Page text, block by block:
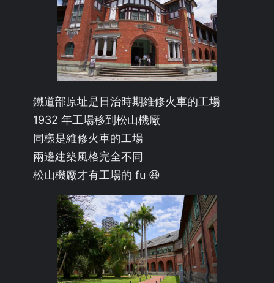
鐵道部原址是日治時期維修火車的工場
1932 年工場移到松山機廠
同樣是維修火車的工場
兩邊建築風格完全不同
松山機廠才有工場的 fu 😆